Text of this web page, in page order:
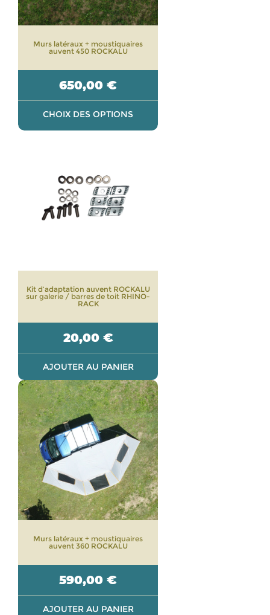
Murs latéraux + moustiquaires
auvent 450 ROCKALU
650,00 €
CHOIX DES OPTIONS
être
choisies
Kit d’adaptation auvent ROCKALU
sur galerie / barres de toit RHINO-
RACK
20,00 €
AJOUTER AU PANIER
Murs latéraux + moustiquaires
auvent 360 ROCKALU
590,00 €
AJOUTER AU PANIER